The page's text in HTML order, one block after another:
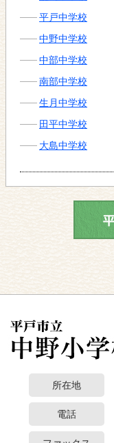
平戸中学校
中野中学校
中部中学校
南部中学校
生月中学校
田平中学校
大島中学校
所在地
電話